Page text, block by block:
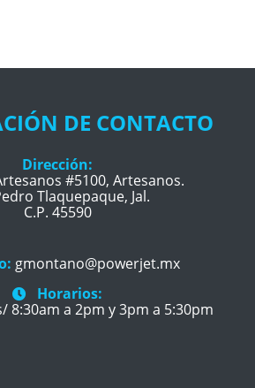
DE CONTACTO
Dirección:
#5100, Artesanos.
Tlaquepaque, Jal.
C.P. 45590
gmontano@powerjet.mx
Horarios:
8:30am a 2pm y 3pm a 5:30pm